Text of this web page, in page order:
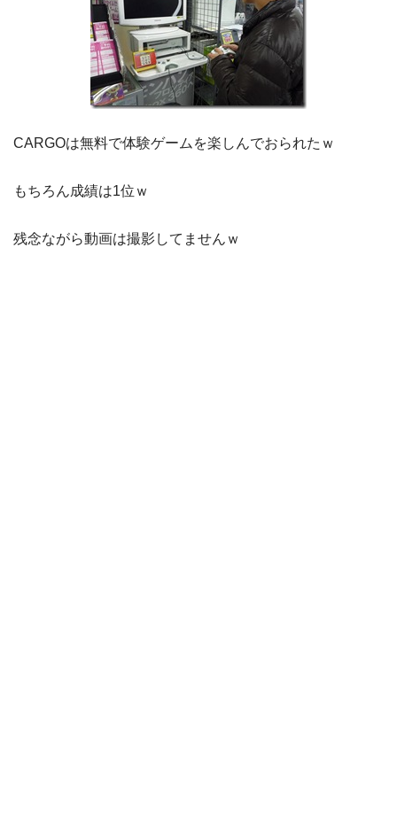
CARGOは無料で体験ゲームを楽しんでおられたｗ
もちろん成績は1位ｗ
残念ながら動画は撮影してませんｗ